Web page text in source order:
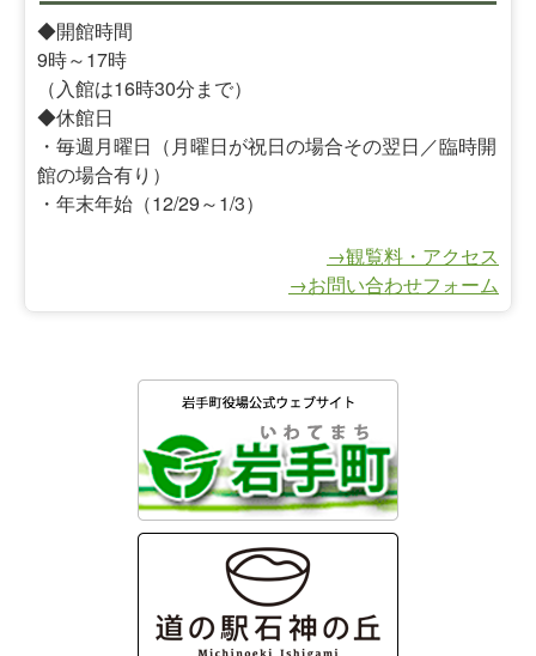
◆開館時間
9時～17時
（入館は16時30分まで）
◆休館日
・毎週月曜日（月曜日が祝日の場合その翌日／臨時開
館の場合有り）
・年末年始（12/29～1/3）
→観覧料・アクセス
→お問い合わせフォーム